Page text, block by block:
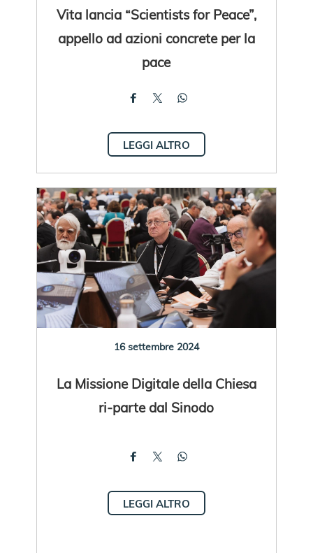
Vita lancia “Scientists for Peace”,
appello ad azioni concrete per la
pace
LEGGI ALTRO
16 settembre 2024
La Missione Digitale della Chiesa
ri-parte dal Sinodo
LEGGI ALTRO